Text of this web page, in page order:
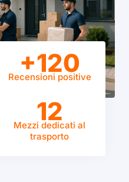
+120
Recensioni positive
12
Mezzi dedicati al
trasporto